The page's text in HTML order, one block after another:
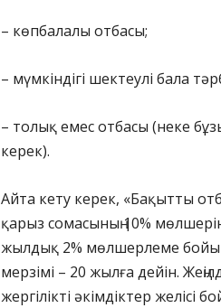
– көпбалалы отбасы;
– мүмкіндігі шектеулі бала
– толық емес отбасы (неке
керек).
Айта кету керек, «Бақытты
қарыз сомасының 10%
жылдық 2% мөлшерлеме
мерзімі – 20 жылға дейін.
жергілікті әкімдіктер желісі